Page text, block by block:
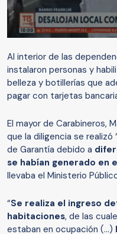
Al interior de las
instalaron personas y
belleza y botillerías que
pagar con tarjetas
El mayor de Carabineros,
que la diligencia se
de Garantía debido a
se habían generado en
llevaba el Ministerio
“Se realiza el ingreso
habitaciones, de las
estaban en ocupación (...)